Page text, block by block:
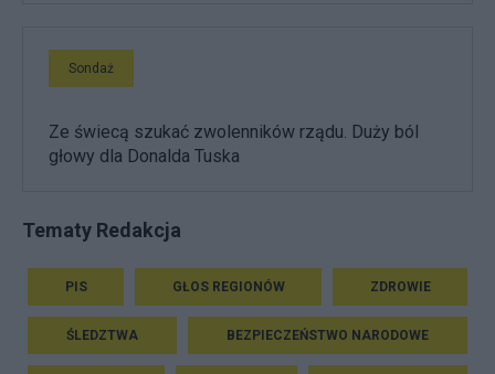
Sondaż
Ze świecą szukać zwolenników rządu. Duży ból
głowy dla Donalda Tuska
Tematy Redakcja
PIS GŁOS REGIONÓW ZDROWIE
ŚLEDZTWA BEZPIECZEŃSTWO NARODOWE